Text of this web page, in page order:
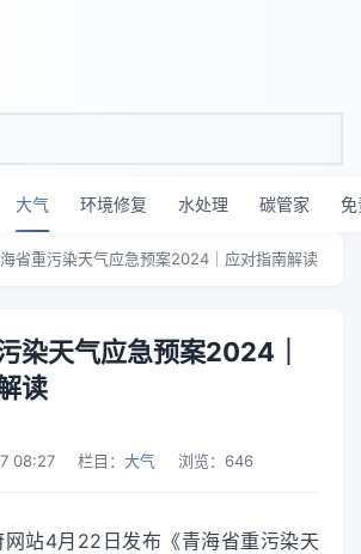
大气 环境修复 水处理 碳管家 免
省重污染天气应急预案2024｜应对指南解读
染天气应急预案2024｜
读
08:27 栏目： 大气 浏览： 646
网站4月22日发布《青海省重污染天